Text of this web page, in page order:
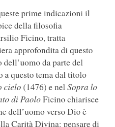
prime indicazioni il
della filosofia
Ficino, tratta
approfondita di questo
da parte del
a questo tema dal titolo
cielo(1476) e nelSopra lo
di PaoloFicino chiarisce
dell’uomo verso Dio è
Carità Divina: pensare di